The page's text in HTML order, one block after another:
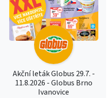
Akční leták Globus 29.7. -
11.8.2026 - Globus Brno
Ivanovice